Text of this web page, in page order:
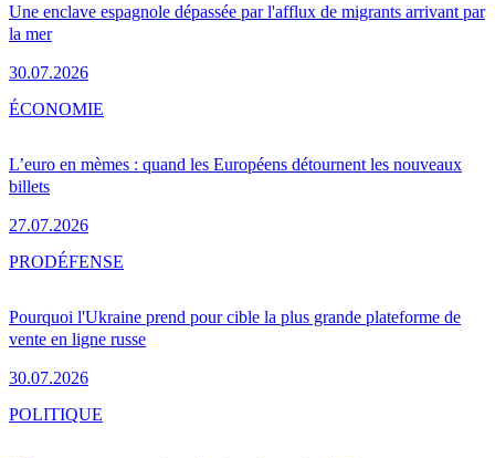
Une enclave espagnole dépassée par l'afflux de migrants arrivant par
la mer
30.07.2026
L’euro en mèmes : quand les Européens détournent les nouveaux
billets
27.07.2026
ÉCONOMIE
Pourquoi l'Ukraine prend pour cible la plus grande plateforme de
vente en ligne russe
30.07.2026
PRODÉFENSE
POLITIQUE